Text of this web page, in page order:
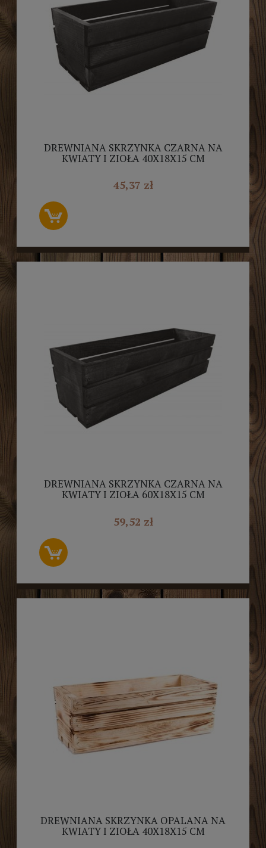
DREWNIANA SKRZYNKA CZARNA NA
KWIATY I ZIOŁA 40X18X15 CM
45,37 zł
DREWNIANA SKRZYNKA CZARNA NA
KWIATY I ZIOŁA 60X18X15 CM
59,52 zł
DREWNIANA SKRZYNKA OPALANA NA
KWIATY I ZIOŁA 40X18X15 CM